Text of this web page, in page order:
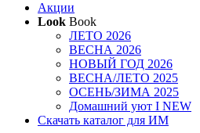
Акции
Look Book
ЛЕТО 2026
ВЕСНА 2026
НОВЫЙ ГОД 2026
ВЕСНА/ЛЕТО 2025
ОСЕНЬ/ЗИМА 2025
Домашний уют I NEW
Скачать каталог для ИМ